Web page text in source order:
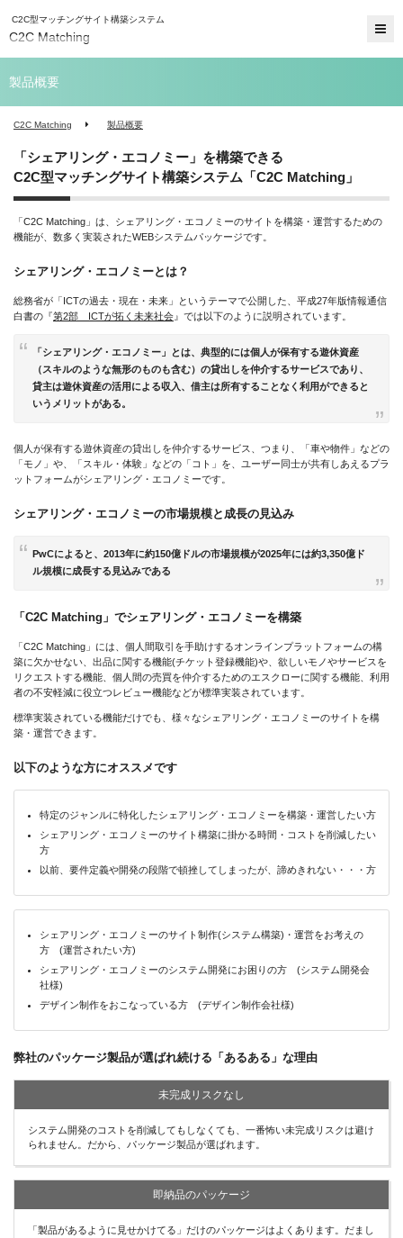
C2C型マッチングサイト構築システム
C2C Matching
製品概要
C2C Matching 製品概要
「シェアリング・エコノミー」を構築できる
C2C型マッチングサイト構築システム「C2C Matching」
「C2C Matching」は、シェアリング・エコノミーのサイトを構築・運営するための
機能が、数多く実装されたWEBシステムパッケージです。
シェアリング・エコノミーとは？
総務省が「ICTの過去・現在・未来」というテーマで公開した、平成27年版情報通信
白書の『第2部 ICTが拓く未来社会 』では以下のように説明されています。
「シェアリング・エコノミー」とは、典型的には個人が保有する遊休資産
（スキルのような無形のものも含む）の貸出しを仲介するサービスであり、
貸主は遊休資産の活用による収入、借主は所有することなく利用ができると
いうメリットがある。
個人が保有する遊休資産の貸出しを仲介するサービス、つまり、「車や物件」などの
「モノ」や、「スキル・体験」などの「コト」を、ユーザー同士が共有しあえるプラ
ットフォームがシェアリング・エコノミーです。
シェアリング・エコノミーの市場規模と成長の見込み
PwCによると、2013年に約150億ドルの市場規模が2025年には約3,350億ド
ル規模に成長する見込みである
「C2C Matching」でシェアリング・エコノミーを構築
「C2C Matching」には、個人間取引を手助けするオンラインプラットフォームの構
築に欠かせない、出品に関する機能(チケット登録機能)や、欲しいモノやサービスを
リクエストする機能、個人間の売買を仲介するためのエスクローに関する機能、利用
者の不安軽減に役立つレビュー機能などが標準実装されています。
標準実装されている機能だけでも、様々なシェアリング・エコノミーのサイトを構
築・運営できます。
以下のような方にオススメです
特定のジャンルに特化したシェアリング・エコノミーを構築・運営したい方
シェアリング・エコノミーのサイト構築に掛かる時間・コストを削減したい
方
以前、要件定義や開発の段階で頓挫してしまったが、諦めきれない・・・方
シェアリング・エコノミーのサイト制作(システム構築)・運営をお考えの
方 (運営されたい方)
シェアリング・エコノミーのシステム開発にお困りの方 (システム開発会
社様)
デザイン制作をおこなっている方 (デザイン制作会社様)
弊社のパッケージ製品が選ばれ続ける「あるある」な理由
未完成リスクなし
システム開発のコストを削減してもしなくても、一番怖い未完成リスクは避け
られません。だから、パッケージ製品が選ばれます。
即納品のパッケージ
「製品があるように見せかけてる」だけのパッケージはよくあります。だまし